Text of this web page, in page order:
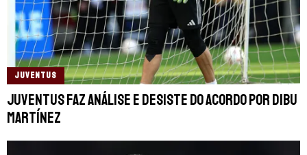
JUVENTUS
Juventus faz análise e desiste do acordo por Dibu
Martínez